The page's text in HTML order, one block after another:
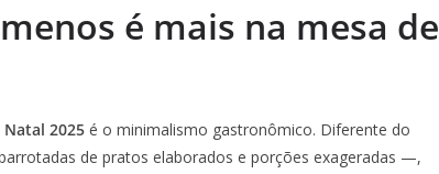
é mais na mesa de
Natal 2025 é o minimalismo gastronômico. Diferente do
de pratos elaborados e porções exageradas —,